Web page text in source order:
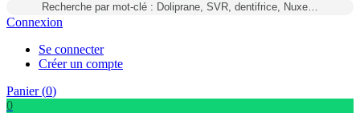
Recherche par mot-clé : Doliprane, SVR, dentifrice, Nuxe…
Connexion
Se connecter
Créer un compte
Panier (0)
0